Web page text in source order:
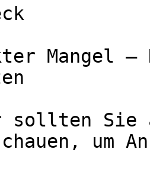
Mangel
sollten Sie
um